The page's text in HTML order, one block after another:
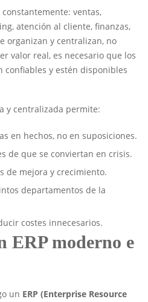
ventas,
atención al cliente, finanzas,
organizan y centralizan, no
valor real, es necesario que los
confiables y estén disponibles
y centralizada permite:
en hechos, no en suposiciones.
de que se conviertan en crisis.
de mejora y crecimiento.
departamentos de la
costes innecesarios.
ERP moderno e
un ERP (Enterprise Resource